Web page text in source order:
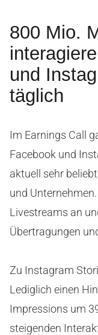
800 Mio.
und
täglich
Im Earnings Call
Facebook und
aktuell sehr
und
Livestreams an
Übertragungen
Zu Instagram
Lediglich einen
Impressions um
steigenden